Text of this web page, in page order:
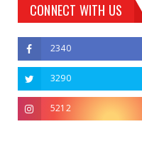
CONNECT WITH US
2340
3290
5212